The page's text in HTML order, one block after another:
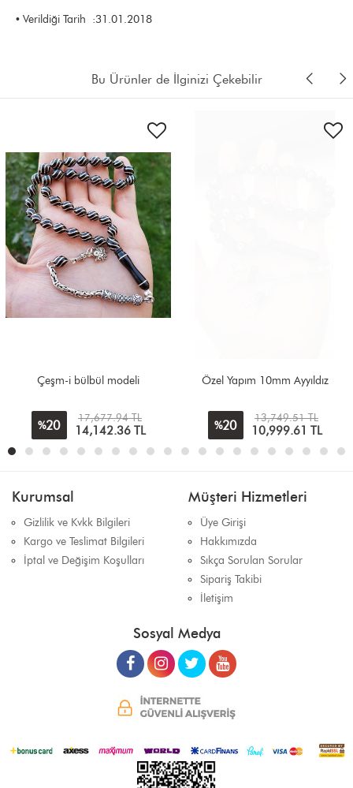
• Verildiği Tarih :31.01.2018
Bu Ürünler de İlginizi Çekebilir
Çeşm-i bülbül modeli
%20
17,677.94 TL
14,142.36TL
Özel Yapım 10mm Ayyıldız
%20
13,749.51 TL
10,999.61 TL
Kurumsal
Gizlilik ve Kvkk Bilgileri
Kargo ve Teslimat Bilgileri
İptal ve Değişim Koşulları
Müşteri Hizmetleri
Üye Girişi
Hakkımızda
Sıkça Sorulan Sorular
Sipariş Takibi
İletişim
Sosyal Medya